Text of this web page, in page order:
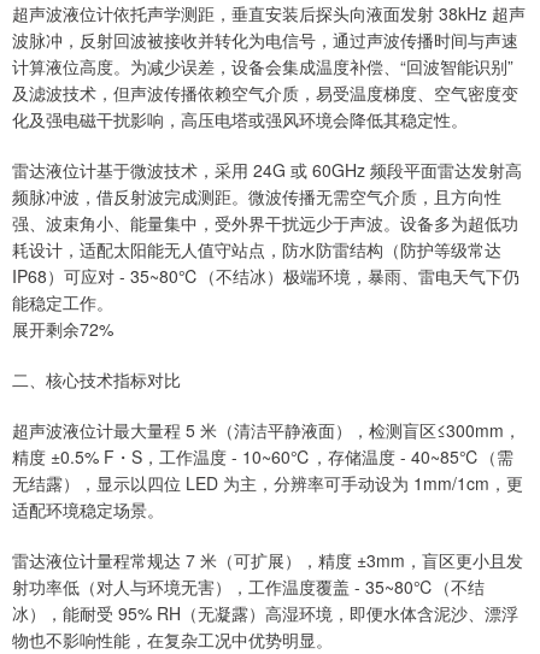
超声波液位计依托声学测距，垂直安装后探头向液面发射 38kHz 超声
波脉冲，反射回波被接收并转化为电信号，通过声波传播时间与声速
计算液位高度。为减少误差，设备会集成温度补偿、“回波智能识别”
及滤波技术，但声波传播依赖空气介质，易受温度梯度、空气密度变
化及强电磁干扰影响，高压电塔或强风环境会降低其稳定性。
雷达液位计基于微波技术，采用 24G 或 60GHz 频段平面雷达发射高
频脉冲波，借反射波完成测距。微波传播无需空气介质，且方向性
强、波束角小、能量集中，受外界干扰远少于声波。设备多为超低功
耗设计，适配太阳能无人值守站点，防水防雷结构（防护等级常达
IP68）可应对 - 35~80℃（不结冰）极端环境，暴雨、雷电天气下仍
能稳定工作。
展开剩余72%
二、核心技术指标对比
超声波液位计最大量程 5 米（清洁平静液面），检测盲区≤300mm，
精度 ±0.5% F・S，工作温度 - 10~60℃，存储温度 - 40~85℃（需
无结露），显示以四位 LED 为主，分辨率可手动设为 1mm/1cm，更
适配环境稳定场景。
雷达液位计量程常规达 7 米（可扩展），精度 ±3mm，盲区更小且发
射功率低（对人与环境无害），工作温度覆盖 - 35~80℃（不结
冰），能耐受 95% RH（无凝露）高湿环境，即便水体含泥沙、漂浮
物也不影响性能，在复杂工况中优势明显。